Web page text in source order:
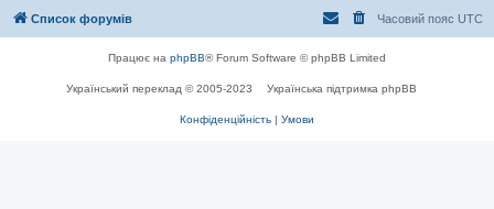
Список форумів Часовий пояс UTC
Працює на phpBB® Forum Software © phpBB Limited
Український переклад © 2005-2023 Українська підтримка phpBB
Конфіденційність | Умови